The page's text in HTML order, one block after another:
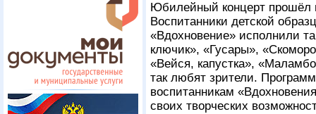
Юбилейный концерт прошёл
Воспитанники детской
«Вдохновение» исполнили
ключик», «Гусары»,
«Вейся, капустка»,
так любят зрители.
воспитанникам
своих творческих